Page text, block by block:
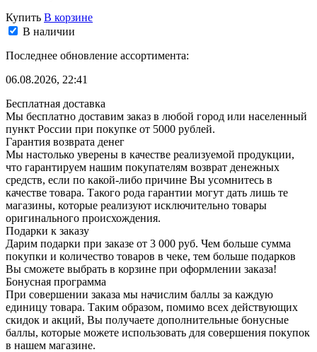
Купить В корзине
В наличии
Последнее обновление ассортимента:
06.08.2026, 22:41
Бесплатная доставка
Мы бесплатно доставим заказ в любой город или населенный
пункт России при покупке от 5000 рублей.
Гарантия возврата денег
Мы настолько уверены в качестве реализуемой продукции,
что гарантируем нашим покупателям возврат денежных
средств, если по какой-либо причине Вы усомнитесь в
качестве товара. Такого рода гарантии могут дать лишь те
магазины, которые реализуют исключительно товары
оригинального происхождения.
Подарки к заказу
Дарим подарки при заказе от 3 000 руб. Чем больше сумма
покупки и количество товаров в чеке, тем больше подарков
Вы сможете выбрать в корзине при оформлении заказа!
Бонусная программа
При совершении заказа мы начислим баллы за каждую
единицу товара. Таким образом, помимо всех действующих
скидок и акций, Вы получаете дополнительные бонусные
баллы, которые можете использовать для совершения покупок
в нашем магазине.